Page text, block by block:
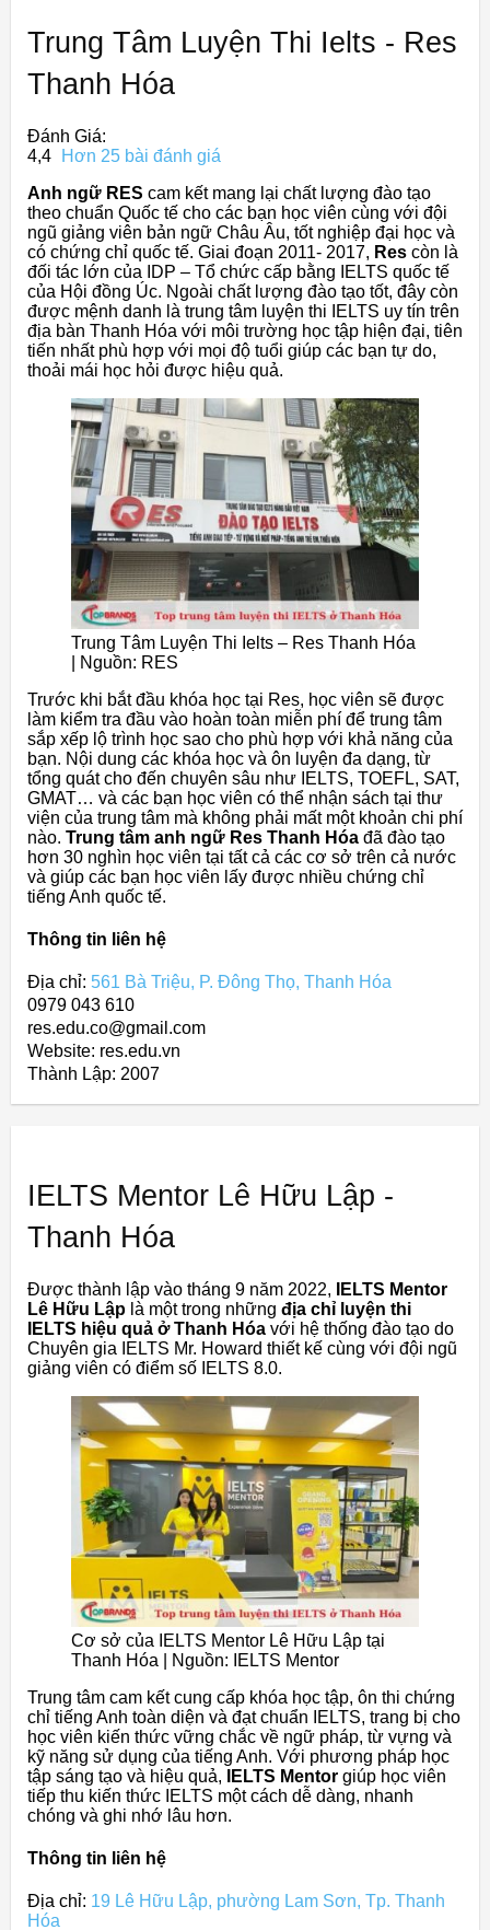
Trung Tâm Luyện Thi Ielts - Res
Thanh Hóa
Đánh Giá:
4,4
Hơn 25 bài đánh giá
Anh ngữ RES cam kết mang lại chất lượng đào tạo
theo chuẩn Quốc tế cho các bạn học viên cùng với đội
ngũ giảng viên bản ngữ Châu Âu, tốt nghiệp đại học và
có chứng chỉ quốc tế. Giai đoạn 2011- 2017, Res còn là
đối tác lớn của IDP – Tổ chức cấp bằng IELTS quốc tế
của Hội đồng Úc. Ngoài chất lượng đào tạo tốt, đây còn
được mệnh danh là trung tâm luyện thi IELTS uy tín trên
địa bàn Thanh Hóa với môi trường học tập hiện đại, tiên
tiến nhất phù hợp với mọi độ tuổi giúp các bạn tự do,
thoải mái học hỏi được hiệu quả.
Trung Tâm Luyện Thi Ielts – Res Thanh Hóa
| Nguồn: RES
Trước khi bắt đầu khóa học tại Res, học viên sẽ được
làm kiểm tra đầu vào hoàn toàn miễn phí để trung tâm
sắp xếp lộ trình học sao cho phù hợp với khả năng của
bạn. Nội dung các khóa học và ôn luyện đa dạng, từ
tổng quát cho đến chuyên sâu như IELTS, TOEFL, SAT,
GMAT… và các bạn học viên có thể nhận sách tại thư
viện của trung tâm mà không phải mất một khoản chi phí
nào. Trung tâm anh ngữ Res Thanh Hóa đã đào tạo
hơn 30 nghìn học viên tại tất cả các cơ sở trên cả nước
và giúp các bạn học viên lấy được nhiều chứng chỉ
tiếng Anh quốc tế.
Thông tin liên hệ
Địa chỉ: 561 Bà Triệu, P. Đông Thọ, Thanh Hóa
0979 043 610
res.edu.co@gmail.com
Website: res.edu.vn
Thành Lập: 2007
IELTS Mentor Lê Hữu Lập -
Thanh Hóa
Được thành lập vào tháng 9 năm 2022,
IELTS Mentor
Lê Hữu Lập là một trong những địa chỉ luyện thi
IELTS hiệu quả ở Thanh Hóa với hệ thống đào tạo do
Chuyên gia IELTS Mr. Howard thiết kế cùng với đội ngũ
giảng viên có điểm số IELTS 8.0.
Cơ sở của IELTS Mentor Lê Hữu Lập tại
Thanh Hóa | Nguồn: IELTS Mentor
Trung tâm cam kết cung cấp khóa học tập, ôn thi chứng
chỉ tiếng Anh toàn diện và đạt chuẩn IELTS, trang bị cho
học viên kiến thức vững chắc về ngữ pháp, từ vựng và
kỹ năng sử dụng của tiếng Anh. Với phương pháp học
tập sáng tạo và hiệu quả,
IELTS Mentor giúp học viên
tiếp thu kiến thức IELTS một cách dễ dàng, nhanh
chóng và ghi nhớ lâu hơn.
Thông tin liên hệ
Địa chỉ: 19 Lê Hữu Lập, phường Lam Sơn, Tp. Thanh
Hóa